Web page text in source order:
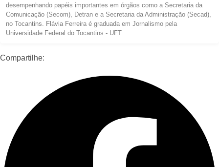
desempenhando papéis importantes em órgãos como a Secretaria da
Comunicação (Secom), Detran e a Secretaria da Administração (Secad),
no Tocantins. Flávia Ferreira é graduada em Jornalismo pela
Universidade Federal do Tocantins - UFT
Compartilhe: